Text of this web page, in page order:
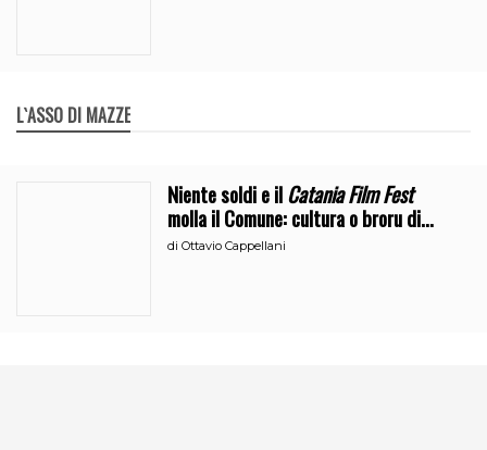
L`ASSO DI MAZZE
Niente soldi e ilCatania Film Fest
molla il Comune: cultura o broru di
ciciri?
diOttavio Cappellani